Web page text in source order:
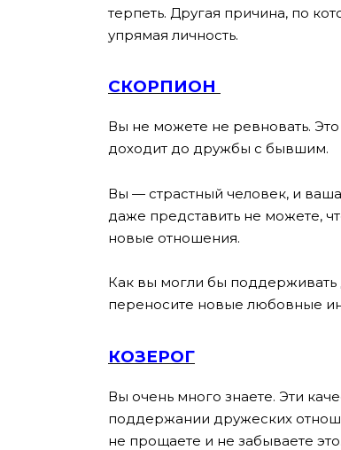
терпеть. Другая причина, по
упрямая личность.
СКОРПИОН
Вы не можете не ревновать.
доходит до дружбы с бывшим.
Вы — страстный человек, и
даже представить не можете,
новые отношения.
Как вы могли бы
переносите новые любовные
КОЗЕРОГ
Вы очень много знаете. Эти
поддержании дружеских
не прощаете и не забываете это.